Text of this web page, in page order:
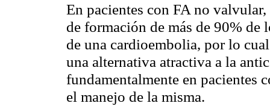
En pacientes con FA no
de formación de más de 90% de
de una cardioembolia, por lo
una alternativa atractiva a la
fundamentalmente en pacientes
el manejo de la misma.